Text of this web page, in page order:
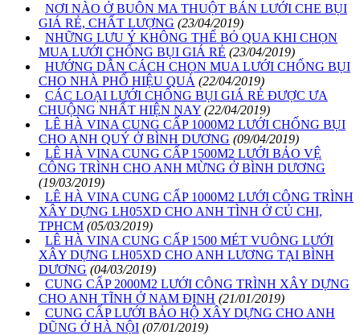
NƠI NÀO Ở BUÔN MA THUỘT BÁN LƯỚI CHE BỤI
GIÁ RẺ, CHẤT LƯỢNG (23/04/2019)
NHỮNG LƯU Ý KHÔNG THỂ BỎ QUA KHI CHỌN
MUA LƯỚI CHỐNG BỤI GIÁ RẺ (23/04/2019)
HƯỚNG DẪN CÁCH CHỌN MUA LƯỚI CHỐNG BỤI
CHO NHÀ PHỐ HIỆU QUẢ (22/04/2019)
CÁC LOẠI LƯỚI CHỐNG BỤI GIÁ RẺ ĐƯỢC ƯA
CHUỘNG NHẤT HIỆN NAY (22/04/2019)
LÊ HÀ VINA CUNG CẤP 1000M2 LƯỚI CHỐNG BỤI
CHO ANH QUÝ Ở BÌNH DƯƠNG (09/04/2019)
LÊ HÀ VINA CUNG CẤP 1500M2 LƯỚI BẢO VỆ
CÔNG TRÌNH CHO ANH MỪNG Ở BÌNH DƯƠNG
(19/03/2019)
LÊ HÀ VINA CUNG CẤP 1000M2 LƯỚI CÔNG TRÌNH
XÂY DỰNG LH05XD CHO ANH TÌNH Ở CỦ CHI,
TPHCM (05/03/2019)
LÊ HÀ VINA CUNG CẤP 1500 MÉT VUÔNG LƯỚI
XÂY DỰNG LH05XD CHO ANH LƯƠNG TẠI BÌNH
DƯƠNG (04/03/2019)
CUNG CẤP 2000M2 LƯỚI CÔNG TRÌNH XÂY DỰNG
CHO ANH TĨNH Ở NAM ĐỊNH (21/01/2019)
CUNG CẤP LƯỚI BẢO HỘ XÂY DỰNG CHO ANH
DŨNG Ở HÀ NỘI (07/01/2019)